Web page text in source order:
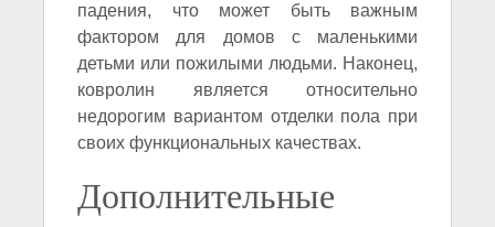
падения, что может быть важным
фактором для домов с маленькими
детьми или пожилыми людьми. Наконец,
ковролин является относительно
недорогим вариантом отделки пола при
своих функциональных качествах.
Дополнительные